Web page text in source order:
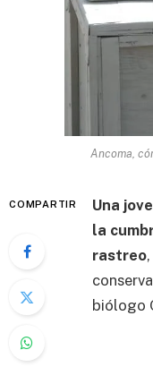
Ancoma,
COMPARTIR
Una
la
rastreo
biólogo